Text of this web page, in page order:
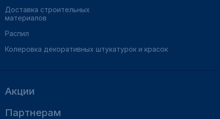
Доставка строительных
материалов
Распил
Колеровка декоративных штукатурок и красок
Акции
Партнерам